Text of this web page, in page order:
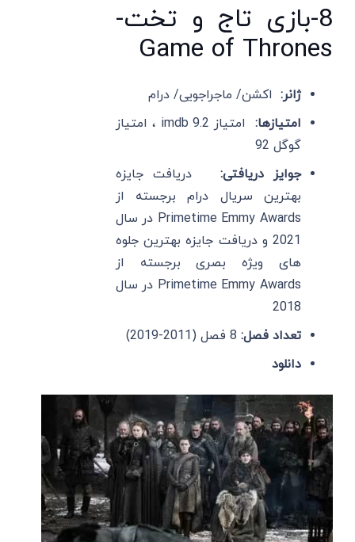
8-بازی تاج و تخت-
Game of Thrones
ژانر: اکشن/ ماجراجویی/ درام
امتیازها:
امتیاز imdb 9.2 ، امتیاز
گوگل 92
جوایز دریافتی:
دریافت جایزه
بهترین سریال درام برجسته از
Primetime Emmy Awards در سال
2021 و دریافت جایزه بهترین جلوه
های ویژه بصری برجسته از
Primetime Emmy Awards در سال
2018
تعداد فصل: 8 فصل (2011-2019)
دانلود